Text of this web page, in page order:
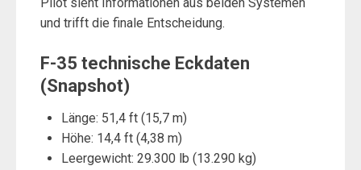
und trifft die finale Entscheidung.
F-35 technische Eckdaten
(Snapshot)
Länge: 51,4 ft (15,7 m)
Höhe: 14,4 ft (4,38 m)
Leergewicht: 29.300 lb (13.290 kg)